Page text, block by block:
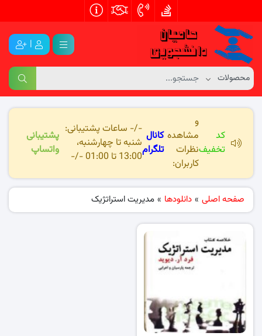
|
کد
تخفیف
و
مشاهده
نظرات
کاربران:
کانال
تلگرام
-/- ساعات پشتیبانی:
شنبه تا چهارشنبه،
13:00 تا 01:00 -/-
پشتیبانی
واتساپ
صفحه اصلی » دانلودها » مدیریت استراتژیک